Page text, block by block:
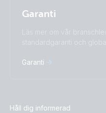
Garanti
Läs mer om vår
standardgaranti och
Garanti
Håll dig informerad